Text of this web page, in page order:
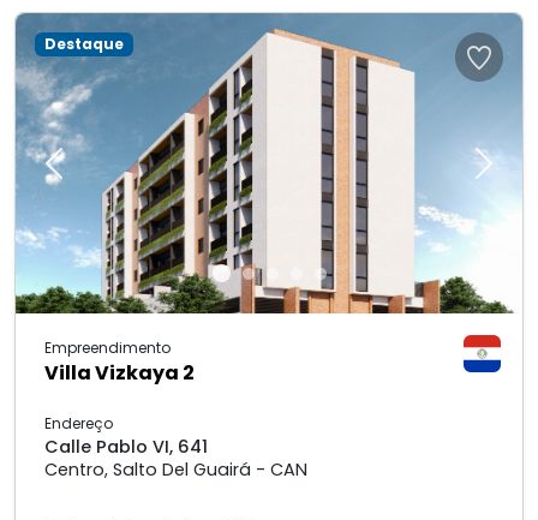
Previous Next
Destaque
Empreendimento
Villa Vizkaya 2
Endereço
Calle Pablo VI, 641
Centro, Salto Del Guairá - CAN